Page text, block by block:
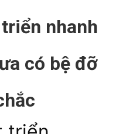
nhanh
có bệ đỡ